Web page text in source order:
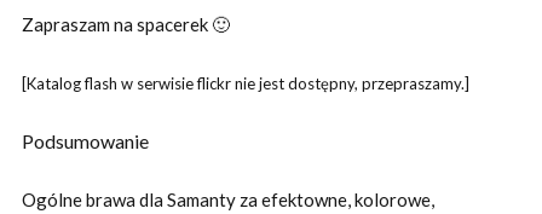
Zapraszam na spacerek 🙂
[Katalog flash w serwisie flickr nie jest dostępny, przepraszamy.]
Podsumowanie
Ogólne brawa dla Samanty za efektowne, kolorowe,